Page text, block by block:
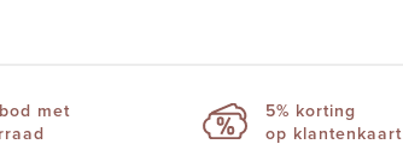
met
5% korting
op klantenkaart